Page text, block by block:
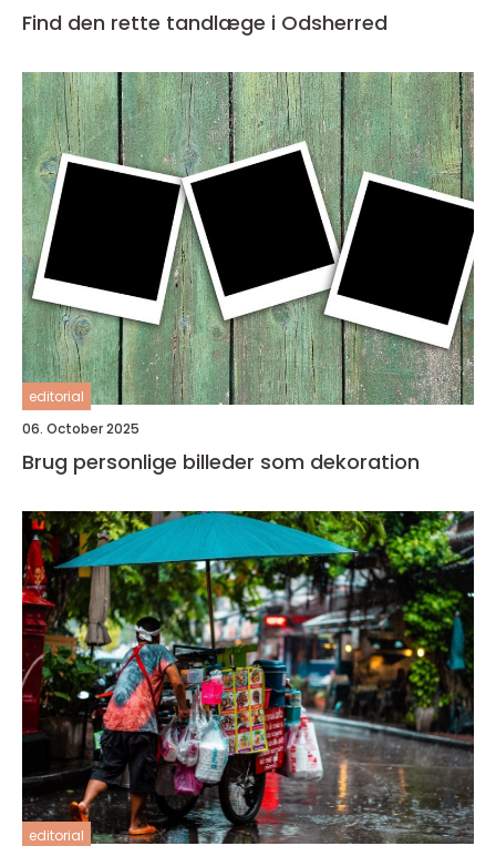
Find den rette tandlæge i Odsherred
editorial
06. October 2025
Brug personlige billeder som dekoration
editorial